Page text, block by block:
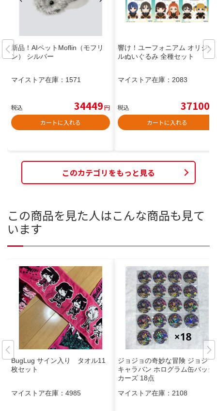
新品！AIペットMoflin（モフリ
ン） シルバー
マイストア在庫： 1571
税込 34449円
カートに入れる
響け！ユーフォニアム オリジナ
ルぬいぐるみ 全種セット
マイストア在庫： 2083
税込 37100
カートに入れる
このカテゴリをもっと見る
この商品を見た人はこんな商品も見て
います
BugLug サイン入り タオル11
枚セット
マイストア在庫： 4985
ジョジョの奇妙な冒険 ジョジョ
キャラバン ホログラム缶バッジ
カーズ 18点
マイストア在庫： 2108